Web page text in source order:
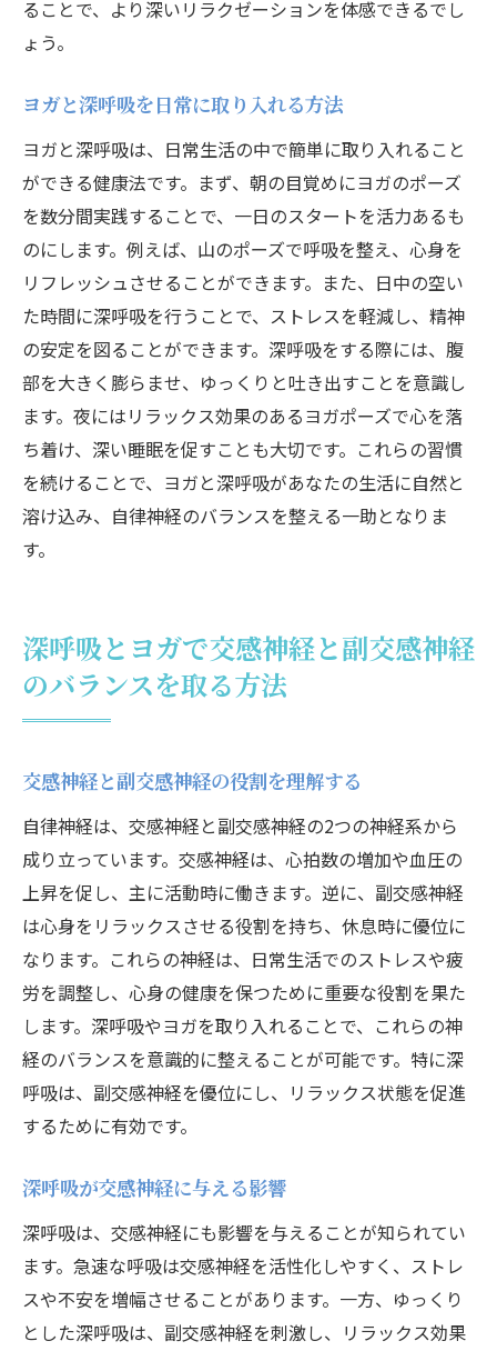
ることで、より深いリラクゼーションを体感できるでし
ょう。
ヨガと深呼吸を日常に取り入れる方法
ヨガと深呼吸は、日常生活の中で簡単に取り入れること
ができる健康法です。まず、朝の目覚めにヨガのポーズ
を数分間実践することで、一日のスタートを活力あるも
のにします。例えば、山のポーズで呼吸を整え、心身を
リフレッシュさせることができます。また、日中の空い
た時間に深呼吸を行うことで、ストレスを軽減し、精神
の安定を図ることができます。深呼吸をする際には、腹
部を大きく膨らませ、ゆっくりと吐き出すことを意識し
ます。夜にはリラックス効果のあるヨガポーズで心を落
ち着け、深い睡眠を促すことも大切です。これらの習慣
を続けることで、ヨガと深呼吸があなたの生活に自然と
溶け込み、自律神経のバランスを整える一助となりま
す。
深呼吸とヨガで交感神経と副交感神経
のバランスを取る方法
交感神経と副交感神経の役割を理解する
自律神経は、交感神経と副交感神経の2つの神経系から
成り立っています。交感神経は、心拍数の増加や血圧の
上昇を促し、主に活動時に働きます。逆に、副交感神経
は心身をリラックスさせる役割を持ち、休息時に優位に
なります。これらの神経は、日常生活でのストレスや疲
労を調整し、心身の健康を保つために重要な役割を果た
します。深呼吸やヨガを取り入れることで、これらの神
経のバランスを意識的に整えることが可能です。特に深
呼吸は、副交感神経を優位にし、リラックス状態を促進
するために有効です。
深呼吸が交感神経に与える影響
深呼吸は、交感神経にも影響を与えることが知られてい
ます。急速な呼吸は交感神経を活性化しやすく、ストレ
スや不安を増幅させることがあります。一方、ゆっくり
とした深呼吸は、副交感神経を刺激し、リラックス効果